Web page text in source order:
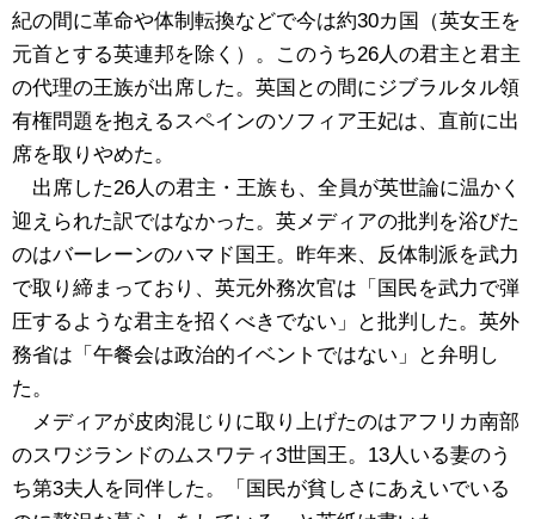
紀の間に革命や体制転換などで今は約30カ国（英女王を
元首とする英連邦を除く）。このうち26人の君主と君主
の代理の王族が出席した。英国との間にジブラルタル領
有権問題を抱えるスペインのソフィア王妃は、直前に出
席を取りやめた。
出席した26人の君主・王族も、全員が英世論に温かく
迎えられた訳ではなかった。英メディアの批判を浴びた
のはバーレーンのハマド国王。昨年来、反体制派を武力
で取り締まっており、英元外務次官は「国民を武力で弾
圧するような君主を招くべきでない」と批判した。英外
務省は「午餐会は政治的イベントではない」と弁明し
た。
メディアが皮肉混じりに取り上げたのはアフリカ南部
のスワジランドのムスワティ3世国王。13人いる妻のう
ち第3夫人を同伴した。「国民が貧しさにあえいでいる